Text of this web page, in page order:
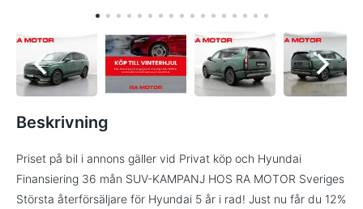
Beskrivning
Priset på bil i annons gäller vid Privat köp och Hyundai
Finansiering 36 mån SUV-KAMPANJ HOS RA MOTOR Sveriges
Största återförsäljare för Hyundai 5 år i rad! Just nu får du 12%